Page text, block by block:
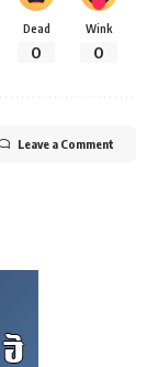
Dead
0
Wink
0
Leave a Comment